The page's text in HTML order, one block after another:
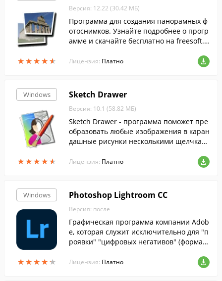
★★★★★
★★★★★
Версия: 12.22 (30.42 МБ)
Программа для создания панорамных ф
отоснимков. Узнайте подробнее о прогр
амме и скачайте бесплатно на freesoft.r
Лицензия: Платно
Windows
★★★★★
★★★★★
Sketch Drawer
Версия: 10.1 (58.82 МБ)
Sketch Drawer - программа поможет пре
образовать любые изображения в каран
дашные рисунки несколькими щелчкам
Лицензия: Платно
Windows
★★★★★
★★★★★
Photoshop Lightroom CC
Версия: после
Графическая программа компании Adob
e, которая служит исключительно для "п
роявки" "цифровых негативов" (формат
отоснимков и организации их каталога.
Лицензия: Платно